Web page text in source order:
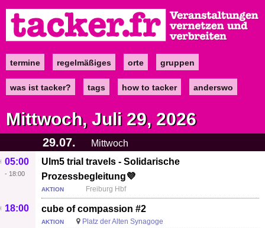
zum
Inhalt
Maintermine regelmäßiges orte gruppen
was ist tacker? tags how to tacker anderswo
Mittwoch, Juli 29, 2026
29.07.
Mittwoch
Ulm5 trial travels - Solidarische
Prozessbegleitung💜
05:00
- 18:00
AKTION Freiburg Hbf
cube of compassion #2
18:00
AKTION Platz der Alten Synagoge